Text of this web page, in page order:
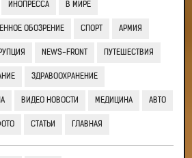
ИНОПРЕССА В МИРЕ
ОБОЗРЕНИЕ СПОРТ АРМИЯ
NEWS-FRONT ПУТЕШЕСТВИЯ
ЗДРАВООХРАНЕНИЕ
ВИДЕО НОВОСТИ МЕДИЦИНА АВТО
СТАТЬИ ГЛАВНАЯ